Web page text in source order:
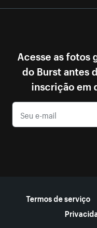
Acesse as fotos
do Burst antes
inscrição em
Termos de serviço